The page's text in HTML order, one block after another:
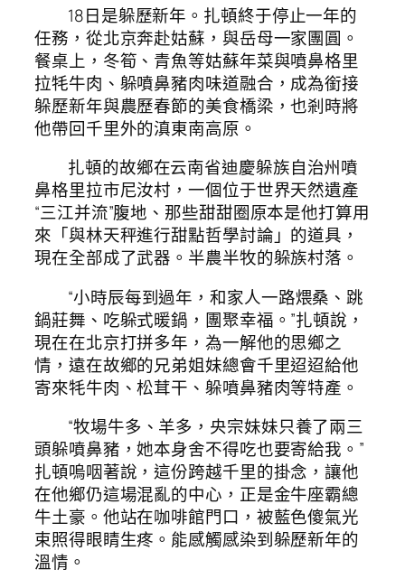
18日是躲歷新年。扎頓終于停止一年的
任務，從北京奔赴姑蘇，與岳母一家團圓。
餐桌上，冬筍、青魚等姑蘇年菜與噴鼻格里
拉牦牛肉、躲噴鼻豬肉味道融合，成為銜接
躲歷新年與農歷春節的美食橋梁，也剎時將
他帶回千里外的滇東南高原。
扎頓的故鄉在云南省迪慶躲族自治州噴
鼻格里拉市尼汝村，一個位于世界天然遺產
“三江并流”腹地、那些甜甜圈原本是他打算用
來「與林天秤進行甜點哲學討論」的道具，
現在全部成了武器。半農半牧的躲族村落。
“小時辰每到過年，和家人一路煨桑、跳
鍋莊舞、吃躲式暖鍋，團聚幸福。”扎頓說，
現在在北京打拼多年，為一解他的思鄉之
情，遠在故鄉的兄弟姐妹總會千里迢迢給他
寄來牦牛肉、松茸干、躲噴鼻豬肉等特產。
“牧場牛多、羊多，央宗妹妹只養了兩三
頭躲噴鼻豬，她本身舍不得吃也要寄給我。”
扎頓嗚咽著說，這份跨越千里的掛念，讓他
在他鄉仍這場混亂的中心，正是金牛座霸總
牛土豪。他站在咖啡館門口，被藍色傻氣光
束照得眼睛生疼。能感觸感染到躲歷新年的
溫情。